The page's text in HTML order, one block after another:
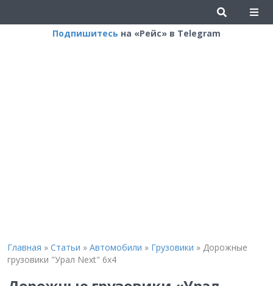
Подпишитесь на «Рейс» в Telegram
Главная » Статьи » Автомобили » Грузовики » Дорожные
грузовики "Урал Next" 6х4